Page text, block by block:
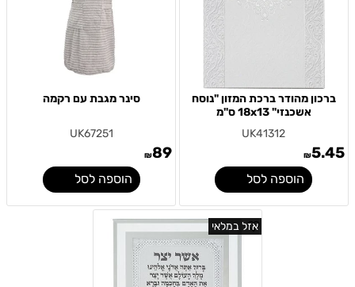
ברכון מהודר ברכת המזון "נוסח
אשכנזי" 18x13 ס"מ
UK41312
₪5.45
הוספה לסל
סינר מגבת עם רקמה
UK67251
₪89
הוספה לסל
אזל במלאי